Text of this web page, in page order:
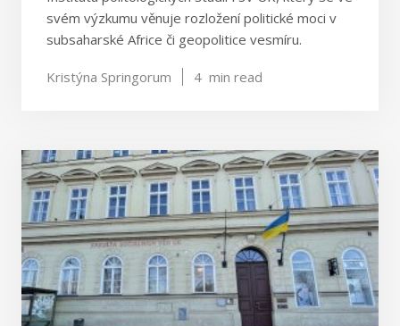
svém výzkumu věnuje rozložení politické moci v
subsaharské Africe či geopolitice vesmíru.
Kristýna Springorum 4 min read